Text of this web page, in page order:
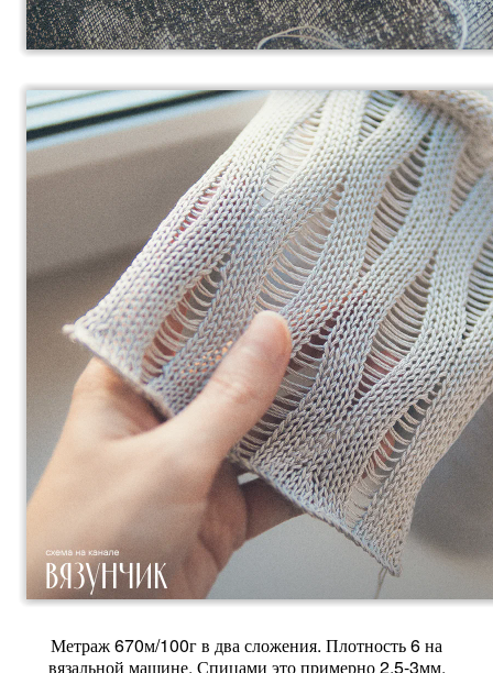
Метраж 670м/100г в два сложения. Плотность 6 на
вязальной машине. Спицами это примерно 2,5-3мм.